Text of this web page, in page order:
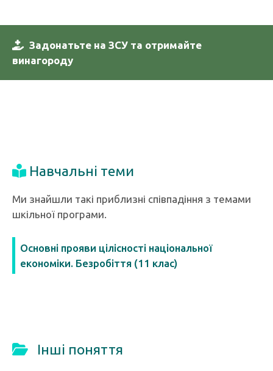
Задонатьте на ЗСУ та отримайте
винагороду
Навчальні теми
Ми знайшли такі приблизні співпадіння з темами
шкільної програми.
Основні прояви цілісності національної
економіки. Безробіття (11 клас)
Інші поняття